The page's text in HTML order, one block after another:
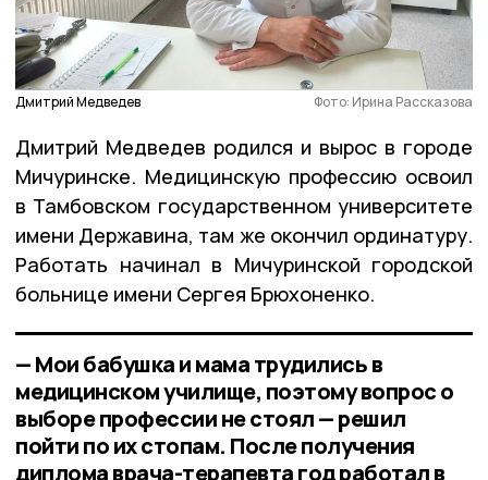
Дмитрий Медведев Фото: Ирина Рассказова
Дмитрий Медведев родился и вырос в городе
Мичуринске. Медицинскую профессию освоил
в Тамбовском государственном университете
имени Державина, там же окончил ординатуру.
Работать начинал в Мичуринской городской
больнице имени Сергея Брюхоненко.
— Мои бабушка и мама трудились в
медицинском училище, поэтому вопрос о
выборе профессии не стоял — решил
пойти по их стопам. После получения
диплома врача-терапевта год работал в